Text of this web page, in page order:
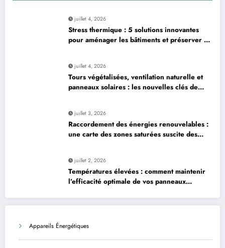
juillet 4, 2026
Stress thermique : 5 solutions innovantes
pour aménager les bâtiments et préserver la
juillet 4, 2026
Tours végétalisées, ventilation naturelle et
panneaux solaires : les nouvelles clés de
juillet 3, 2026
Raccordement des énergies renouvelables :
une carte des zones saturées suscite des
juillet 2, 2026
Températures élevées : comment maintenir
l’efficacité optimale de vos panneaux
Appareils Énergétiques